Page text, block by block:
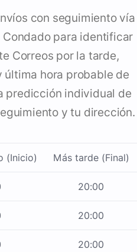
con seguimiento vía
Condado para identificar
Correos por la tarde,
hora probable de
predicción individual de
y tu dirección.
(Inicio) Más tarde (Final)
20:00
20:00
20:00